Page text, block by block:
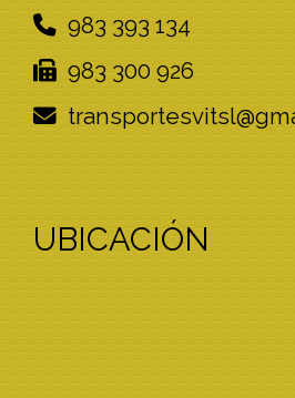
983 393 134
983 300 926
transportesvitsl
UBICACIÓN